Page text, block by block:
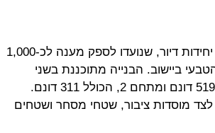
התוכנית לתל שבע כוללת בניית כ-2,030 יחידות דיור, שנועדו לספק מענה לכ-1,000
ביישוב. הבנייה מתוכננת בשני
מתחמים מצפון ליישוב - מתחם 1 הכולל 519 דונם ומתחם 2, הכולל 311 דונם.
במבנים של 7-4 קומות, לצד מוסדות ציבור, שטחי מסחר ושטחים